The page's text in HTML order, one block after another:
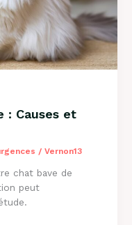
: Causes et
/ Vernon13
chat bave de
peut